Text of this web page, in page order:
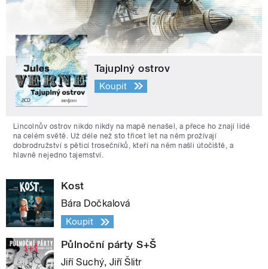
Tajuplný ostrov
Koupit
Lincolnův ostrov nikdo nikdy na mapě nenašel, a přece ho znají lidé
na celém světě. Už déle než sto třicet let na něm prožívají
dobrodružství s pěticí trosečníků, kteří na něm našli útočiště, a
hlavně nejedno tajemství.
Kost
Bára Dočkalová
Koupit
Půlnoční párty S+Š
Jiří Suchý, Jiří Šlitr